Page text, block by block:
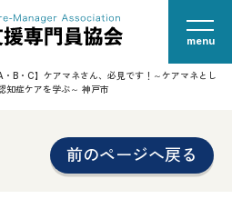
menu
A・B・C】ケアマネさん、必見です！～ケアマネとし
知症ケアを学ぶ～ 神戸市
前のページへ戻る